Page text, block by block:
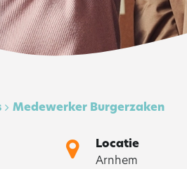
Medewerker Burgerzaken
Locatie
Arnhem